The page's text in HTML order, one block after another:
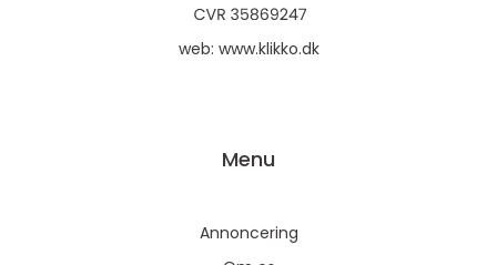
web: www.klikko.dk
Menu
Annoncering